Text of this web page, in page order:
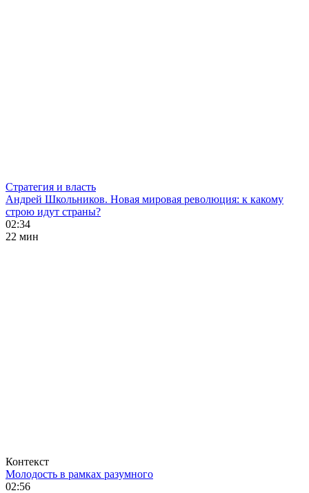
Стратегия и власть
Андрей Школьников. Новая мировая революция: к какому
строю идут страны?
02:34
22 мин
Контекст
Молодость в рамках разумного
02:56